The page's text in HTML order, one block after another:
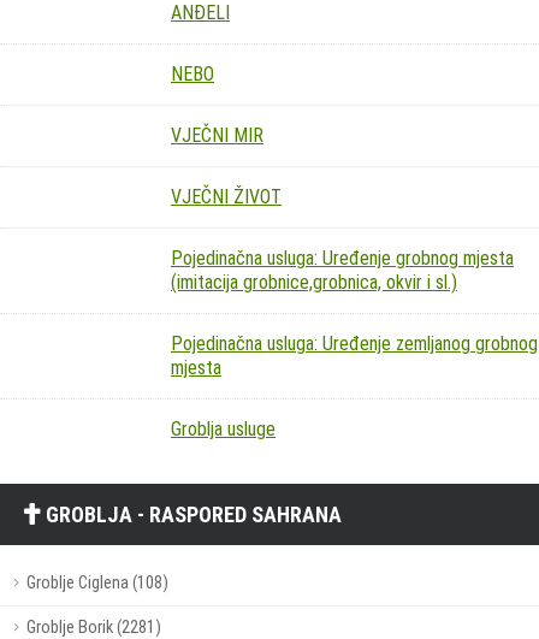
ANĐELI
NEBO
VJEČNI MIR
VJEČNI ŽIVOT
Pojedinačna usluga: Uređenje grobnog mjesta
(imitacija grobnice,grobnica, okvir i sl.)
Pojedinačna usluga: Uređenje zemljanog grobnog
mjesta
Groblja usluge
GROBLJA - RASPORED SAHRANA
Groblje Ciglena (108)
Groblje Borik (2281)